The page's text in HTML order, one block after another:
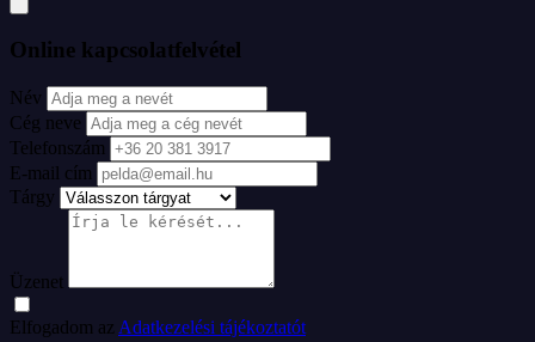
Online kapcsolatfelvétel
Név
Cég neve
Telefonszám
E-mail cím
Tárgy
Üzenet
Elfogadom az Adatkezelési tájékoztatót